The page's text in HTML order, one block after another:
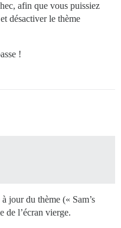
afin que vous puissiez
désactiver le thème
!
jour du thème (« Sam’s
de l’écran vierge.